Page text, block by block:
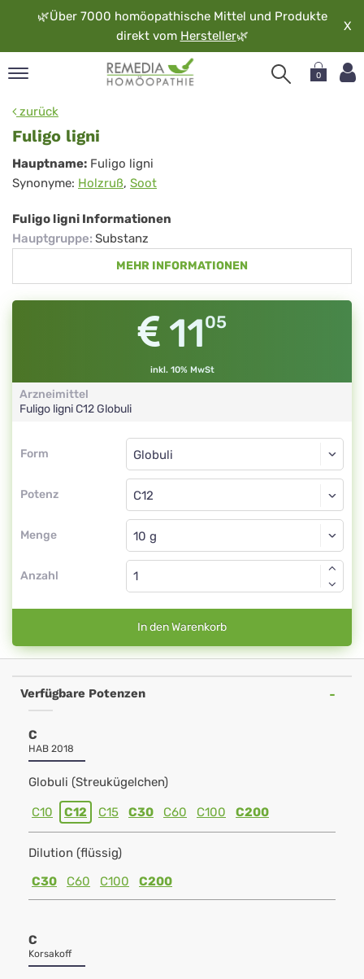
🌿Über 7000 homöopathische Mittel und Produkte
direkt vom Hersteller🌿
X
0
zurück
Fuligo ligni
Fuligo
ligni
Hauptname: Fuligo ligni
Synonyme: Holzruß, Soot
Fuligo ligni Informationen
Hauptgruppe: Substanz
MEHR INFORMATIONEN
1105
inkl. 10% MwSt
Arzneimittel
Fuligo ligniC12Globuli
Form
Form
Potenz
Globuli
C12
Menge
Globuli
Anzahl
In den Warenkorb
Verfügbare Potenzen
C
HAB 2018
Globuli (Streukügelchen)
C10 C12 C15 C30 C60 C100 C200
Dilution (flüssig)
C30
C60 C100 C200
C
Korsakoff